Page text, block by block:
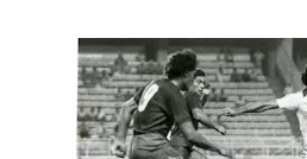
El Sevilla Juvenil A última
su debut en la Cantalejo
La cita ante el Espanyol a